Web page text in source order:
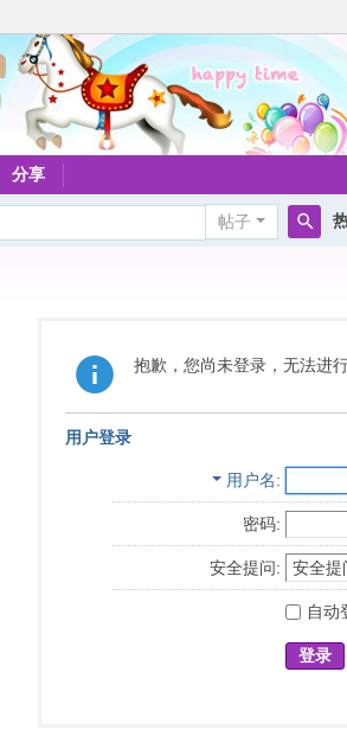
分享
帖子
抱歉，您尚未登录，无法进
用户登录
用户名
密码:
安全提问:
自动
登录